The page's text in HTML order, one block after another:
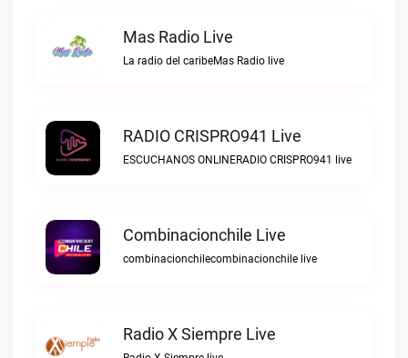
Mas Radio Live
La radio del caribeMas Radio live
RADIO CRISPRO941 Live
ESCUCHANOS ONLINERADIO CRISPRO941 live
Combinacionchile Live
combinacionchilecombinacionchile live
Radio X Siempre Live